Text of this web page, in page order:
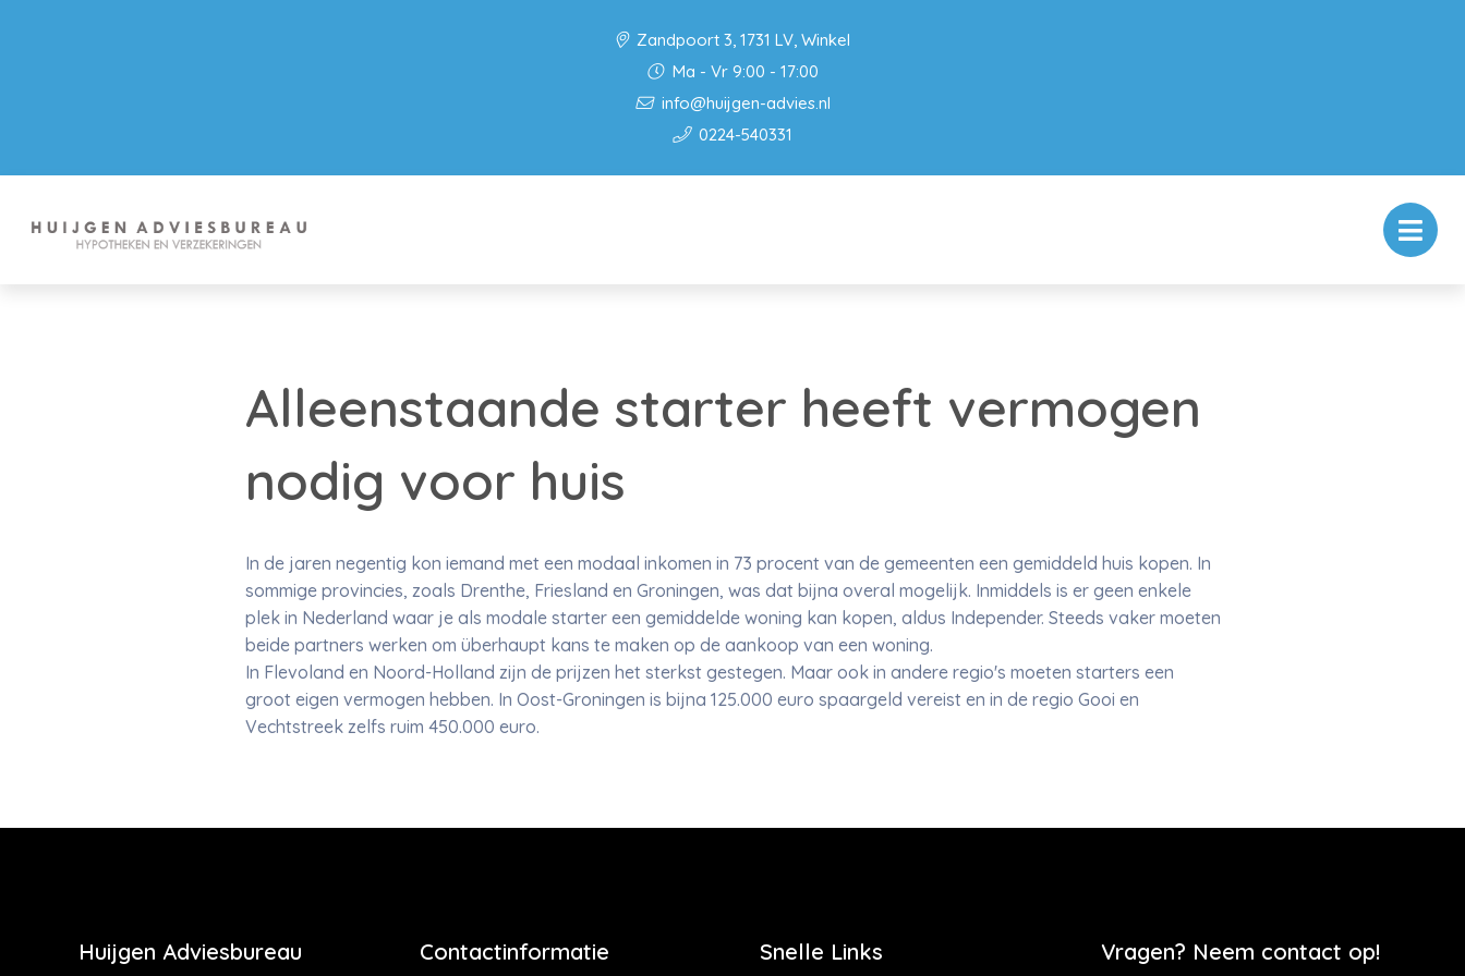
Zandpoort 3, 1731 LV, Winkel
Ma - Vr 9:00 - 17:00
info@huijgen-advies.nl
0224-540331
Alleenstaande starter heeft vermogen
nodig voor huis
In de jaren negentig kon iemand met een modaal inkomen in 73 procent van de gemeenten een gemiddeld huis kopen. In
sommige provincies, zoals Drenthe, Friesland en Groningen, was dat bijna overal mogelijk. Inmiddels is er geen enkele
plek in Nederland waar je als modale starter een gemiddelde woning kan kopen, aldus Independer. Steeds vaker moeten
beide partners werken om überhaupt kans te maken op de aankoop van een woning.
In Flevoland en Noord-Holland zijn de prijzen het sterkst gestegen. Maar ook in andere regio's moeten starters een
groot eigen vermogen hebben. In Oost-Groningen is bijna 125.000 euro spaargeld vereist en in de regio Gooi en
Vechtstreek zelfs ruim 450.000 euro.
Huijgen Adviesbureau Contactinformatie Snelle Links Vragen? Neem contact op!